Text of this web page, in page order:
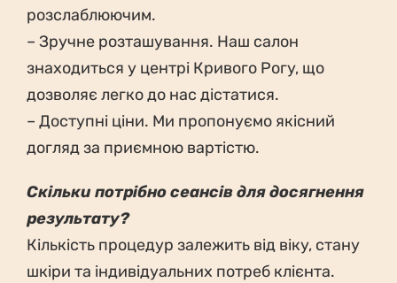
розслаблюючим.
– Зручне розташування. Наш салон
знаходиться у центрі Кривого Рогу, що
дозволяє легко до нас дістатися.
– Доступні ціни. Ми пропонуємо якісний
догляд за приємною вартістю.
Скільки потрібно сеансів для досягнення
результату?
Кількість процедур залежить від віку, стану
шкіри та індивідуальних потреб клієнта.